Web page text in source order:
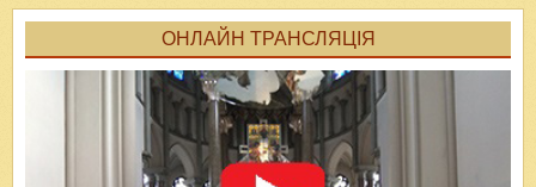
ОНЛАЙН ТРАНСЛЯЦІЯ